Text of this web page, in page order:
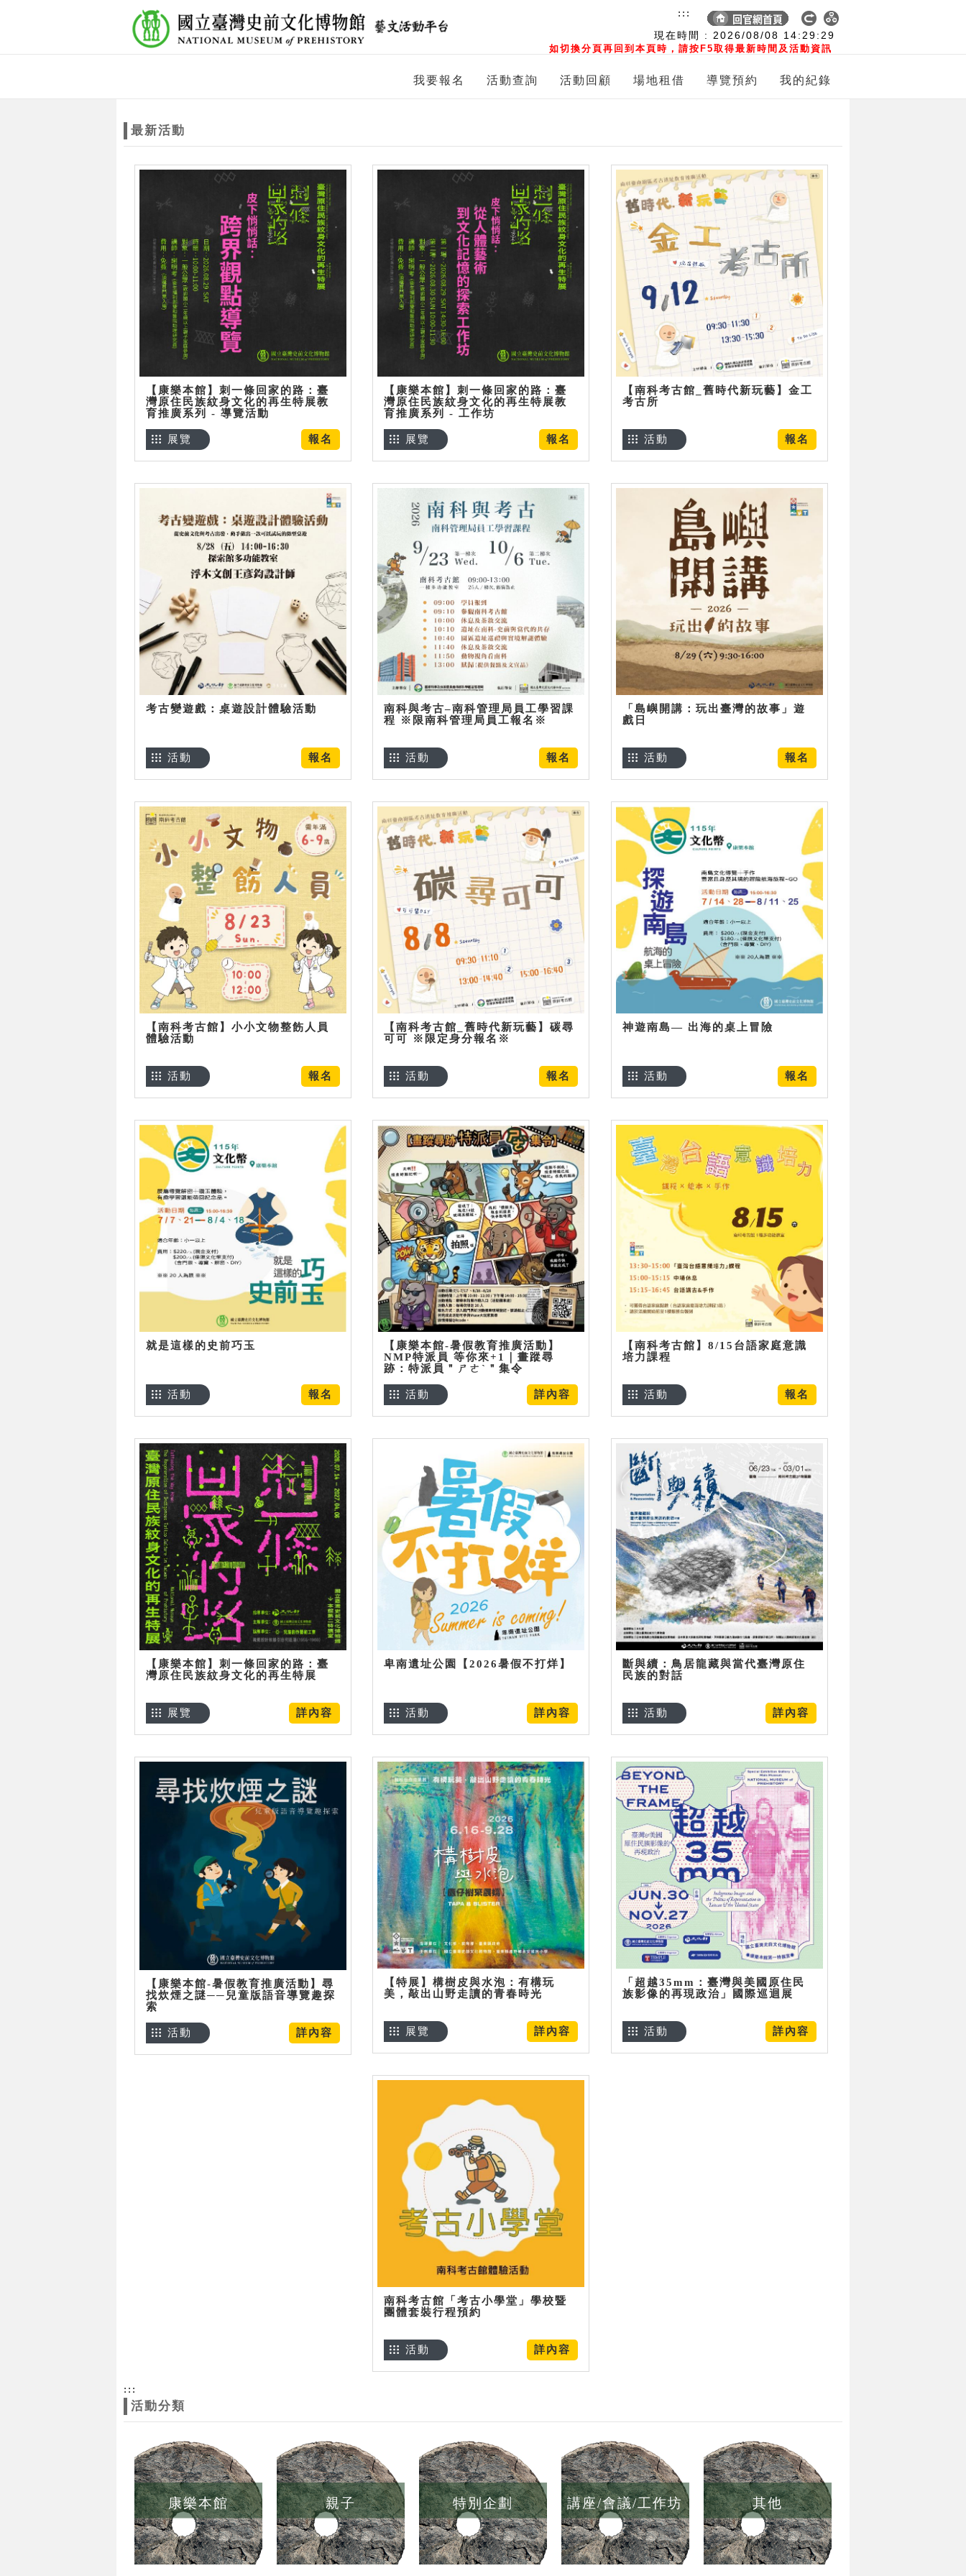
現在時間 : 2026/08/08 14:29:30
如切換分頁再回到本頁時，請按F5取得最新時間及活動資訊
:::
我要報名 活動查詢 活動回顧 場地租借 導覽預約 我的紀錄
最新活動
【康樂本館】刺一條回家的路：臺
灣原住民族紋身文化的再生特展教
育推廣系列 - 導覽活動
報名
展覽
【康樂本館】刺一條回家的路：臺
灣原住民族紋身文化的再生特展教
育推廣系列 - 工作坊
報名
展覽
【南科考古館_舊時代新玩藝】金工
考古所
報名
活動
考古變遊戲：桌遊設計體驗活動
報名
活動
南科與考古–南科管理局員工學習課
程 ※限南科管理局員工報名※
報名
活動
「島嶼開講：玩出臺灣的故事」遊
戲日
報名
活動
【南科考古館】小小文物整飭人員
體驗活動
報名
活動
【南科考古館_舊時代新玩藝】碳尋
可可 ※限定身分報名※
報名
活動
神遊南島— 出海的桌上冒險
報名
活動
就是這樣的史前巧玉
報名
活動
【康樂本館-暑假教育推廣活動】
NMP特派員 等你來+1｜畫蹤尋
跡：特派員＂ㄕㄜˋ＂集令
詳內容
活動
【南科考古館】8/15台語家庭意識
培力課程
報名
活動
【康樂本館】刺一條回家的路：臺
灣原住民族紋身文化的再生特展
詳內容
展覽
卑南遺址公園【2026暑假不打烊】
詳內容
活動
斷與續：鳥居龍藏與當代臺灣原住
民族的對話
詳內容
活動
【康樂本館-暑假教育推廣活動】尋
找炊煙之謎──兒童版語音導覽趣探
索
詳內容
活動
【特展】構樹皮與水泡：有構玩
美，敲出山野走讀的青春時光
詳內容
展覽
「超越35mm：臺灣與美國原住民
族影像的再現政治」國際巡迴展
詳內容
活動
南科考古館「考古小學堂」學校暨
團體套裝行程預約
詳內容
活動
:::
活動分類
康樂本館 親子 特別企劃 講座/會議/工作坊 其他